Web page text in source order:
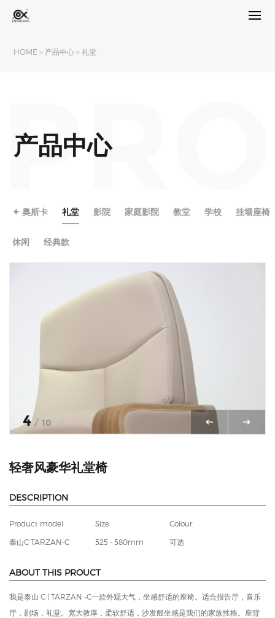
HOME > 产品中心 >礼堂
产品中心
✦ 奥斯卡 礼堂 影院 家庭影院 教堂 学校 挂墙座椅
休闲 经典款
5/10
DESCRIPTION
Product model Size Colour